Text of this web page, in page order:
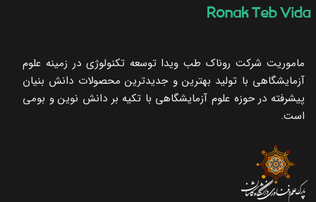
ماموریت شرکت روناک طب ویدا توسعه تکنولوژی در زمینه علوم
آزمایشگاهی با تولید بهترین و جدیدترین محصولات دانش بنیان
پیشرفته در حوزه علوم آزمایشگاهی با تکیه ‌بر دانش نوین و بومی
است.